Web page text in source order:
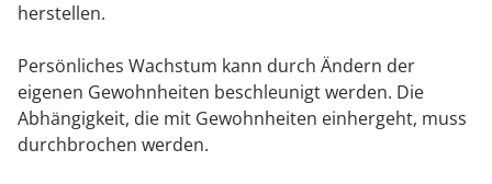
herstellen.
Persönliches Wachstum kann durch Ändern der
eigenen Gewohnheiten beschleunigt werden. Die
Abhängigkeit, die mit Gewohnheiten einhergeht, muss
durchbrochen werden.